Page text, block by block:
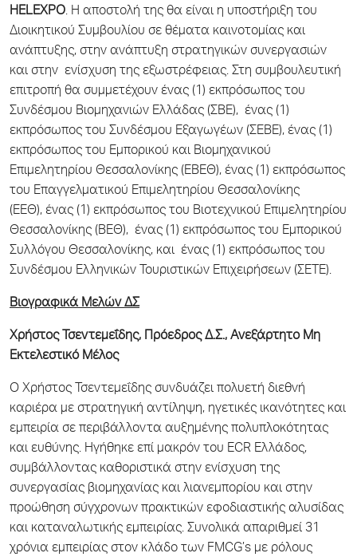
HELEXPO. Η αποστολή της θα είναι η υποστήριξη του
Διοικητικού Συμβουλίου σε θέματα καινοτομίας και
ανάπτυξης, στην ανάπτυξη στρατηγικών συνεργασιών
και στην ενίσχυση της εξωστρέφειας. Στη συμβουλευτική
επιτροπή θα συμμετέχουν ένας (1) εκπρόσωπος του
Συνδέσμου Βιομηχανιών Ελλάδας (ΣΒΕ), ένας (1)
εκπρόσωπος του Συνδέσμου Εξαγωγέων (ΣΕΒΕ), ένας (1)
εκπρόσωπος του Εμπορικού και Βιομηχανικού
Επιμελητηρίου Θεσσαλονίκης (ΕΒΕΘ), ένας (1) εκπρόσωπος
του Επαγγελματικού Επιμελητηρίου Θεσσαλονίκης
(ΕΕΘ), ένας (1) εκπρόσωπος του Βιοτεχνικού Επιμελητηρίου
Θεσσαλονίκης (ΒΕΘ), ένας (1) εκπρόσωπος του Εμπορικού
Συλλόγου Θεσσαλονίκης, και ένας (1) εκπρόσωπος του
Συνδέσμου Ελληνικών Τουριστικών Επιχειρήσεων (ΣΕΤΕ).
Βιογραφικά Μελών ΔΣ
Χρήστος Τσεντεμεΐδης, Πρόεδρος Δ.Σ., Ανεξάρτητο Μη
Εκτελεστικό Μέλος
Ο Χρήστος Τσεντεμεΐδης συνδυάζει πολυετή διεθνή
καριέρα με στρατηγική αντίληψη, ηγετικές ικανότητες και
εμπειρία σε περιβάλλοντα αυξημένης πολυπλοκότητας
και ευθύνης. Ηγήθηκε επί μακρόν του ECR Ελλάδος,
συμβάλλοντας καθοριστικά στην ενίσχυση της
συνεργασίας βιομηχανίας και λιανεμπορίου και στην
προώθηση σύγχρονων πρακτικών εφοδιαστικής αλυσίδας
και καταναλωτικής εμπειρίας. Συνολικά απαριθμεί 31
χρόνια εμπειρίας στον κλάδο των FMCG’s με ρόλους